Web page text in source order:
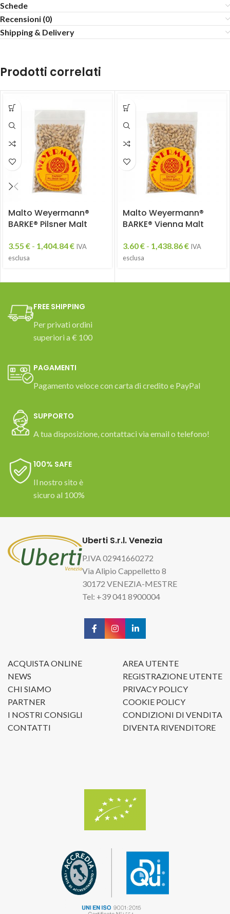
Schede
Recensioni (0)
Shipping & Delivery
Prodotti correlati
Malto Weyermann®
BARKE® Pilsner Malt
3.55 € - 1,404.84€ IVA
esclusa
Malto Weyermann®
BARKE® Vienna Malt
3.60€ - 1,438.86€ IVA
esclusa
FREE SHIPPING
Per privati ordini
superiori a € 100
PAGAMENTI
Pagamento veloce con carta di credito e PayPal
SUPPORTO
A tua disposizione, contattaci via email o telefono!
100% SAFE
Il nostro sito è
sicuro al 100%
Uberti S.r.l. Venezia
P.IVA 02941660272
Via Alipio Cappelletto 8
30172 VENEZIA-MESTRE
Tel: +39 041 8900004
ACQUISTA ONLINE
NEWS
CHI SIAMO
PARTNER
I NOSTRI CONSIGLI
CONTATTI
AREA UTENTE
REGISTRAZIONE UTENTE
PRIVACY POLICY
COOKIE POLICY
CONDIZIONI DI VENDITA
DIVENTA RIVENDITORE